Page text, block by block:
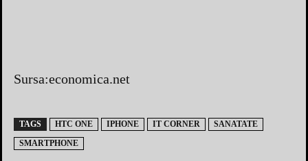
Sursa:economica.net
TAGS HTC ONE IPHONE IT CORNER
SANATATE
SMARTPHONE